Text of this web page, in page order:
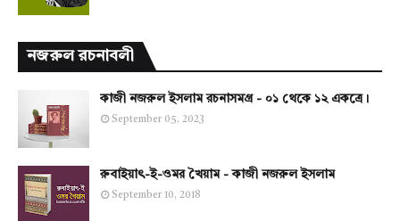
নজরুল রচনাবলী
কাজী নজরুল ইসলাম রচনাসমগ্র - ০১ থেকে ১২ একত্রে।
September 05, 2023
রুবাইয়াৎ-ই-ওমর খৈয়াম - কাজী নজরুল ইসলাম
September 10, 2018